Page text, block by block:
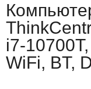
i7-
WiFi, BT,
Каталог продукции
Ноутбуки и ультрабуки
Компьютеры
Контакты
Контактная